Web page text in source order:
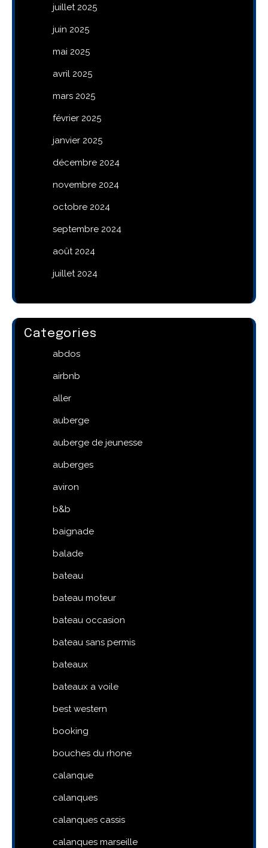
juillet 2025
juin 2025
mai 2025
avril 2025
mars 2025
février 2025
janvier 2025
décembre 2024
novembre 2024
octobre 2024
septembre 2024
août 2024
juillet 2024
Categories
abdos
airbnb
aller
auberge
auberge de jeunesse
auberges
aviron
b&b
baignade
balade
bateau
bateau moteur
bateau occasion
bateau sans permis
bateaux
bateaux a voile
best western
booking
bouches du rhone
calanque
calanques
calanques cassis
calanques marseille